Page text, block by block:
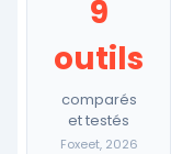
9
outils
comparés
et testés
Foxeet, 2026